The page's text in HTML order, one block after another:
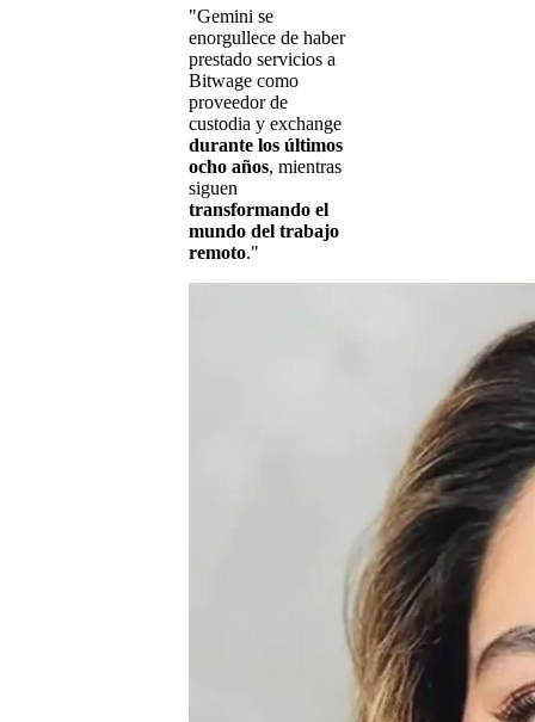
"Gemini se
enorgullece de haber
prestado servicios a
Bitwage como
proveedor de
custodia y exchange
durante los últimos
ocho años, mientras
siguen
transformando el
mundo del trabajo
remoto."